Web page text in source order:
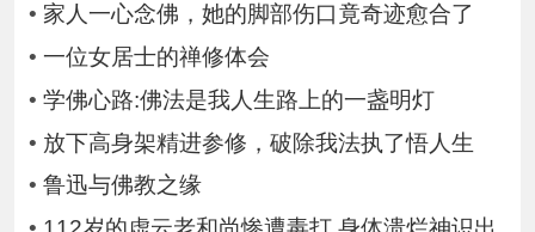
• 家人一心念佛，她的脚部伤口竟奇迹愈合了
• 一位女居士的禅修体会
• 学佛心路:佛法是我人生路上的一盏明灯
• 放下高身架精进参修，破除我法执了悟人生
• 鲁迅与佛教之缘